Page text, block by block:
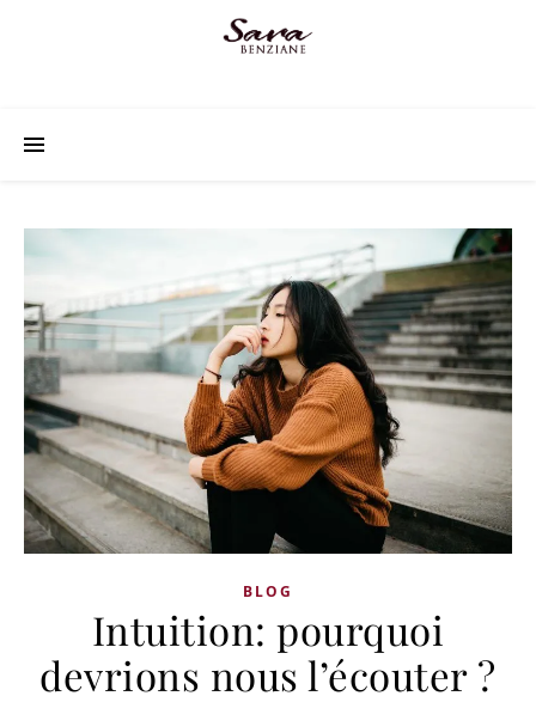
BLOG
Intuition: pourquoi
devrions nous l’écouter ?